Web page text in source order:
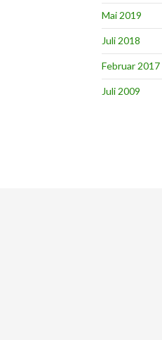
Mai 2019
Juli 2018
Februar 2017
Juli 2009